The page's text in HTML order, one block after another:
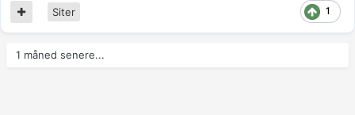
1
Siter
1 måned senere...